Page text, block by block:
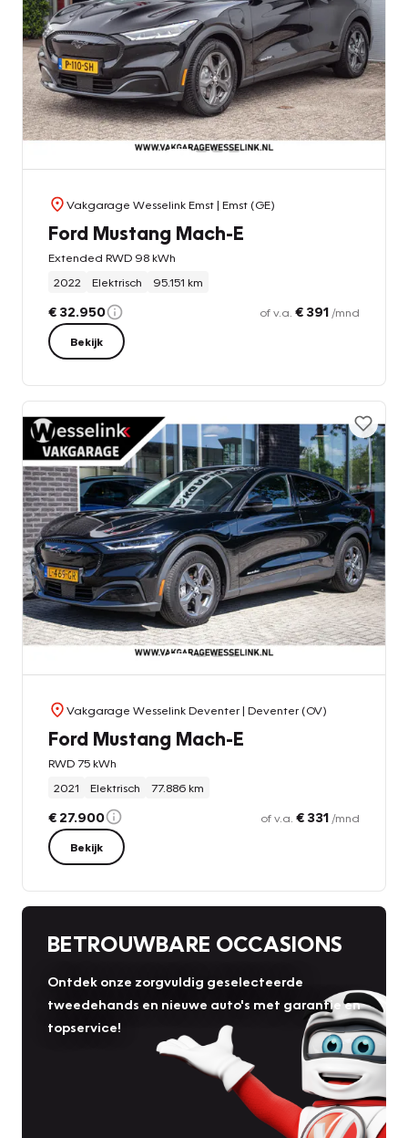
Vakgarage Wesselink Emst| Emst (GE)
Ford Mustang Mach-E
Extended RWD 98 kWh
2022
Elektrisch 95.151 km
€ 32.950 of v.a. € 391 /mnd
Bekijk
Vakgarage Wesselink Deventer| Deventer (OV)
Ford Mustang Mach-E
RWD 75 kWh
2021
Elektrisch 77.886 km
€ 27.900 of v.a. € 331 /mnd
Bekijk
BETROUWBARE OCCASIONS
Ontdek onze zorgvuldig geselecteerde
tweedehands en nieuwe auto's met garantie en
topservice!